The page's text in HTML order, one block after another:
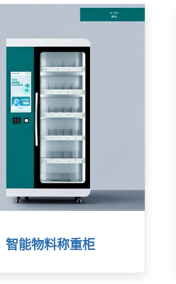
智能物料称重柜